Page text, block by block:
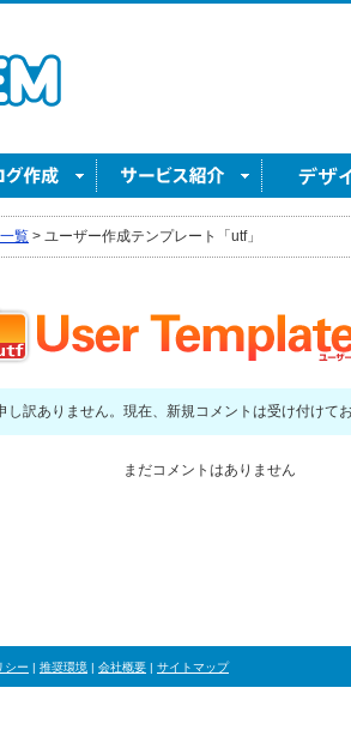
覧 > ユーザー作成テンプレート「utf」
し訳ありません。現在、新規コメントは受け付けて
まだコメントはありません
シー | 推奨環境 | 会社概要 | サイトマップ